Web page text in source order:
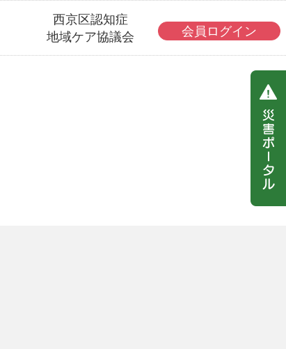
西京区認知症
地域ケア協議会
会員ログイン